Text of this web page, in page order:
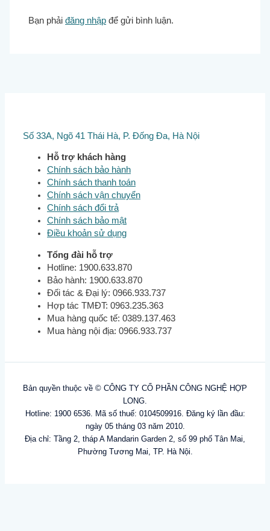
Bạn phảiđăng nhập để gửi bình luận.
Số 33A, Ngõ 41 Thái Hà, P. Đống Đa, Hà Nội
Hỗ trợ khách hàng
Chính sách bảo hành
Chính sách thanh toán
Chính sách vận chuyển
Chính sách đổi trả
Chính sách bảo mật
Điều khoản sử dụng
Tổng đài hỗ trợ
Hotline: 1900.633.870
Bảo hành: 1900.633.870
Đối tác & Đại lý: 0966.933.737
Hợp tác TMĐT: 0963.235.363
Mua hàng quốc tế: 0389.137.463
Mua hàng nội địa: 0966.933.737
Bản quyền thuộc về © CÔNG TY CỔ PHẦN CÔNG NGHỆ HỢP
LONG.
Hotline: 1900 6536. Mã số thuế: 0104509916. Đăng ký lần đầu:
ngày 05 tháng 03 năm 2010.
Địa chỉ: Tầng 2, tháp A Mandarin Garden 2, số 99 phố Tân Mai,
Phường Tương Mai, TP. Hà Nội.